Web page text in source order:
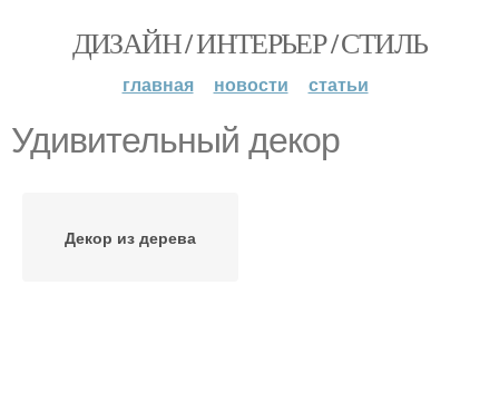
ДИЗАЙН / ИНТЕРЬЕР / СТИЛЬ
главная новости статьи
Удивительный декор
Декор из дерева